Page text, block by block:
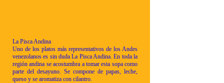
La Pisca Andina
Uno de los platos más representativos de los Andes
venezolanos es sin duda La Pisca Andina. En toda la
región andina se acostumbra a tomar esta sopa como
parte del desayuno. Se compone de papas, leche,
queso y se aromatiza con cilantro.